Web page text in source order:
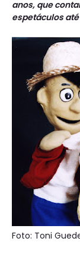
anos, que
espetáculos
Foto: Toni